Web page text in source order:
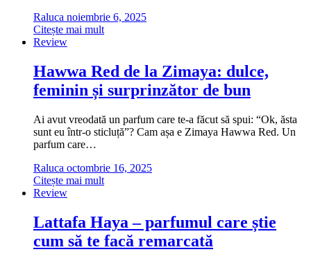
Raluca noiembrie 6, 2025
Citește mai mult
Review
Hawwa Red de la Zimaya: dulce,
feminin și surprinzător de bun
Ai avut vreodată un parfum care te-a făcut să spui: “Ok, ăsta
sunt eu într-o sticluță”? Cam așa e Zimaya Hawwa Red. Un
parfum care…
Raluca octombrie 16, 2025
Citește mai mult
Review
Lattafa Haya – parfumul care știe
cum să te facă remarcată